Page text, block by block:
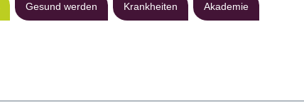
Gesund werden Krankheiten Akademie